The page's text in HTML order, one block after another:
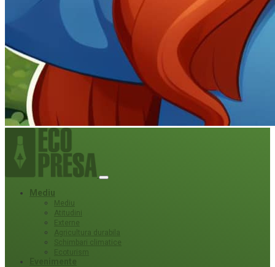
Mediu
Mediu
Atitudini
Externe
Agricultura durabila
Schimbari climatice
Ecoturism